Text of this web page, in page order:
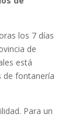
los 7 días
de
está
de fontanería
Para un